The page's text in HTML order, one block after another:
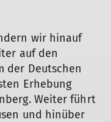
wir hinauf
auf den
der Deutschen
Erhebung
Weiter führt
und hinüber